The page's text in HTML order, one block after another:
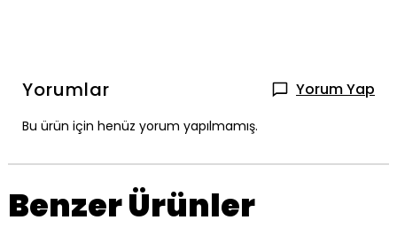
Yorumlar Yorum Yap
Bu ürün için henüz yorum yapılmamış.
Benzer Ürünler